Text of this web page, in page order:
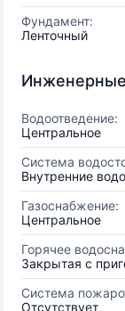
Фундамент:
Ленточный
Водоотведение:
Центральное
Система
Внутренние
Газоснабжение:
Центральное
Горячее
Закрытая с
Система
Отсутствует